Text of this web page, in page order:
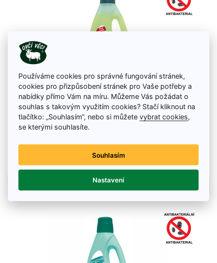
SANYTOL Dezinfekční univerzální čistič na podlahy
citrus, 1 L
Skladem
Detail zboží
Používáme cookies pro správné fungování stránek,
cookies pro přizpůsobení stránek pro Vaše potřeby a
nabídky přímo Vám na míru. Můžeme Vás požádat o
souhlas s takovým využitím cookies? Stačí kliknout na
tlačítko: „Souhlasím“, nebo si můžetevybrat cookies,
se kterými souhlasíte.
Souhlasím
Nastavení